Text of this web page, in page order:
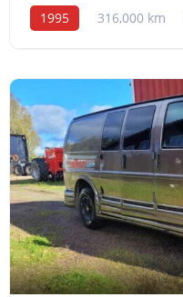
1995 316,000 km